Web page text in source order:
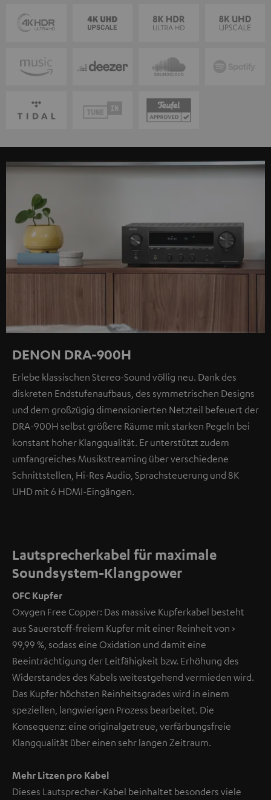
DENON DRA-900H
Erlebe klassischen Stereo-Sound völlig neu. Dank des
diskreten Endstufenaufbaus, des symmetrischen Designs
und dem großzügig dimensionierten Netzteil befeuert der
DRA-900H selbst größere Räume mit starken Pegeln bei
konstant hoher Klangqualität. Er unterstützt zudem
umfangreiches Musikstreaming über verschiedene
Schnittstellen, Hi-Res Audio, Sprachsteuerung und 8K
UHD mit 6 HDMI-Eingängen.
Lautsprecherkabel für maximale
Soundsystem-Klangpower
OFC Kupfer
Oxygen Free Copper: Das massive Kupferkabel besteht
aus Sauerstoff-freiem Kupfer mit einer Reinheit von >
99,99 %, sodass eine Oxidation und damit eine
Beeinträchtigung der Leitfähigkeit bzw. Erhöhung des
Widerstandes des Kabels weitestgehend vermieden wird.
Das Kupfer höchsten Reinheitsgrades wird in einem
speziellen, langwierigen Prozess bearbeitet. Die
Konsequenz: eine originalgetreue, verfärbungsfreie
Klangqualität über einen sehr langen Zeitraum.
Mehr Litzen pro Kabel
Dieses Lautsprecher-Kabel beinhaltet besonders viele